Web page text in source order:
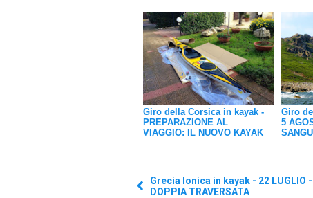
Giro della Corsica in kayak -
PREPARAZIONE AL
VIAGGIO: IL NUOVO KAYAK
Giro
5
Grecia Ionica in kayak - 22 LUGLIO -
DOPPIA TRAVERSATA